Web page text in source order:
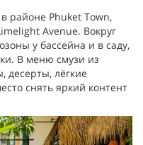
районе Phuket Town,
Avenue. Вокруг
у бассейна и в саду,
В меню смузи из
десерты, лёгкие
снять яркий контент